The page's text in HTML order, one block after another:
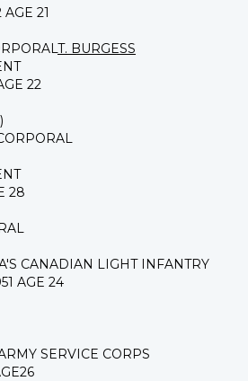
21
T. BURGESS
22
28
CANADIAN LIGHT INFANTRY
AGE 24
SERVICE CORPS